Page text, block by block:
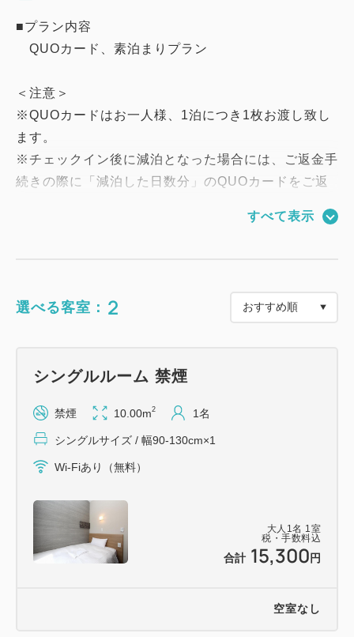
■プラン内容
QUOカード、素泊まりプラン
＜注意＞
※QUOカードはお一人様、1泊につき1枚お渡し致し
ます。
※チェックイン後に減泊となった場合には、ご返金手
続きの際に「減泊した日数分」のQUOカードをご返
◇コインランドリー（2階）
【客室設備】
◇Ｗi‐Ｆi＆有線ＬＡＮ無料
◇ベッドマットレスは全米ホテルシェアNo.1のＳｅ
ｒｔａ社製
◇全室個別空調
◇加湿器完備
除菌スプレー/電気ケトル/温水ウォシュレット/冷蔵庫
すべて表示
選べる客室： 2
大人 1 名 1 室
税・手数料込
合計 15,300 円
シングルルーム 禁煙
禁煙 10.00m2 1名
シングルサイズ / 幅90-130cm×1
Wi-Fiあり（無料）
空室なし